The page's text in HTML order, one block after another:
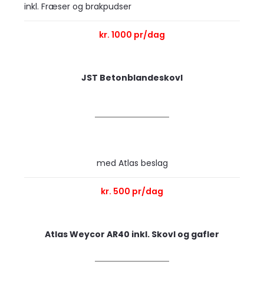
inkl. Fræser og brakpudser
kr. 1000 pr/dag
JST Betonblandeskovl
​med Atlas beslag
kr. 500 pr/dag
Atlas Weycor AR40 inkl. Skovl og gafler